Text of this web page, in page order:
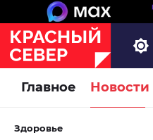
Главное Новости
Здоровье